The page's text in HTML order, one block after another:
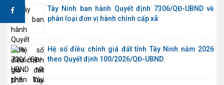
Tây Ninh ban hành Quyết định 7306/QĐ-UBND về
phân loại đơn vị hành chính cấp xã
Hệ số điều chỉnh giá đất tỉnh Tây Ninh năm 2026
theo Quyết định 100/2026/QĐ-UBND